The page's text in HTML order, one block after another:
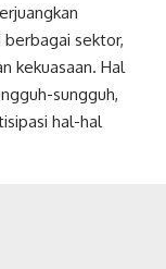
berbagai sektor,
kekuasaan. Hal
sungguh,
hal-hal